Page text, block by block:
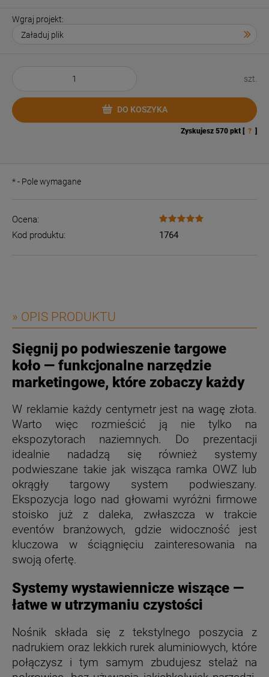
Wgraj projekt:
szt.
DO KOSZYKA
Zyskujesz 570 pkt [ ? ]
*- Pole wymagane
Ocena:
Kod produktu:
1764
» OPIS PRODUKTU
Sięgnij po podwieszenie targowe
koło — funkcjonalne narzędzie
marketingowe, które zobaczy każdy
W reklamie każdy centymetr jest na wagę złota.
Warto więc rozmieścić ją nie tylko na
ekspozytorach naziemnych. Do prezentacji
idealnie nadadzą się również systemy
podwieszane takie jak wisząca ramka OWZ lub
okrągły targowy system podwieszany.
Ekspozycja logo nad głowami wyróżni firmowe
stoisko już z daleka, zwłaszcza w trakcie
eventów branżowych, gdzie widoczność jest
kluczowa w ściągnięciu zainteresowania na
swoją ofertę.
Systemy wystawiennicze wiszące —
łatwe w utrzymaniu czystości
Nośnik składa się z tekstylnego poszycia z
nadrukiem oraz lekkich rurek aluminiowych, które
połączysz i tym samym zbudujesz stelaż na